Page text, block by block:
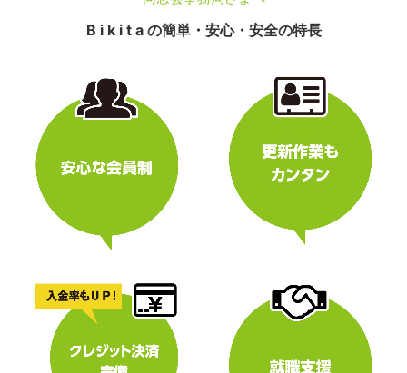
B i k i t a の簡単・安心・安全の特長